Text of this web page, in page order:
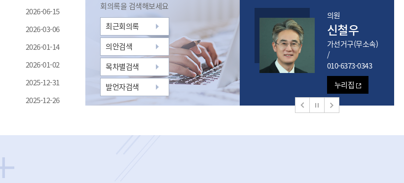
2026-06-15
2026-03-06
2026-01-14
2026-01-02
2025-12-31
2025-12-26
회의록을 검색해보세요
최근회의록
의안검색
목차별검색
발언자검색
김선묵
나선거구(더불어
민주당) /
010-6370-0876
신철우
가선거구(무소속)
/
010-6373-0343
누리집
의원
정귀수
나선거구(국민의
힘) /
010-9494-7758
누리집